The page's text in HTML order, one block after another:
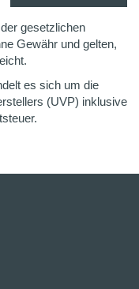
gesetzlichen
Gewähr und gelten,
es sich um die
(UVP) inklusive